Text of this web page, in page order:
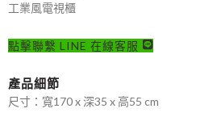
工業風電視櫃
點擊聯繫 LINE 在線客服
產品細節
尺寸：寬170 x 深35 x 高55 cm